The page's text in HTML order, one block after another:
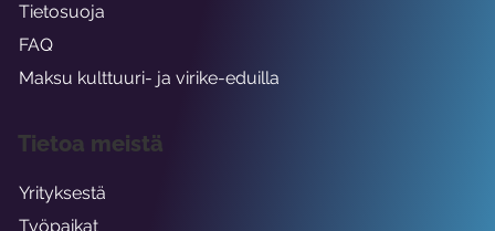
Tietosuoja
FAQ
Maksu kulttuuri- ja virike-eduilla
Tietoa meistä
Yrityksestä
Työpaikat